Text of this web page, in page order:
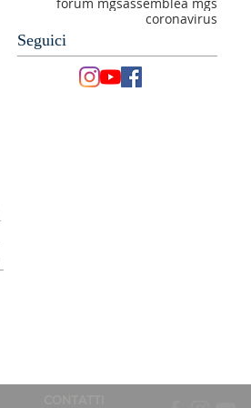
coronavirus
Seguici